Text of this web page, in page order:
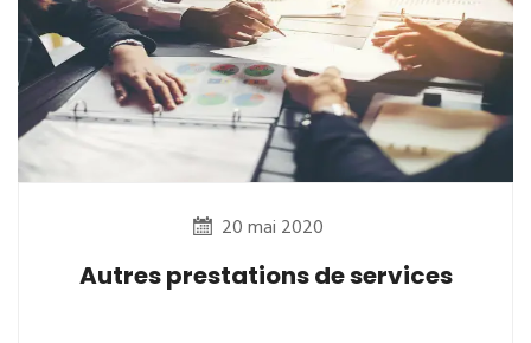
20 mai 2020
Autres prestations de services